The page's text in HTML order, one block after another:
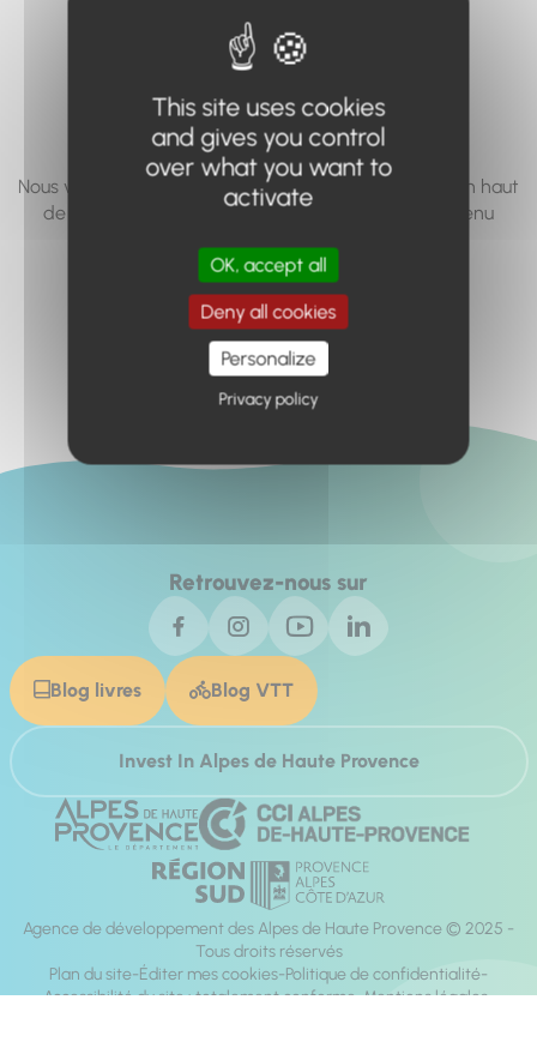
accéder n'existe
pas... ou plus.
Nous vous invitons à utiliser le moteur de recherche en haut
de page, ou à utiliser le menu pour trouver le contenu
Retour à l'accueil
Retrouvez-nous sur
Blog livres Blog VTT
Invest In Alpes de Haute Provence
Agence de développement des Alpes de Haute Provence © 2025 -
Tous droits réservés
Plan du site Éditer mes cookies Politique de confidentialité
Accessibilité du site : totalement conforme Mentions légales
This site uses cookies
and gives you control
over what you want to
activate
OK, accept all
Deny all cookies
Personalize
Privacy policy